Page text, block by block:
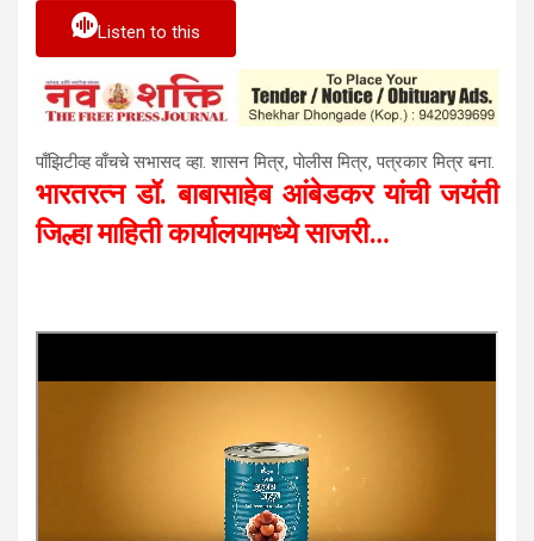
Listen to this
पाँझिटीव्ह वाँचचे सभासद व्हा. शासन मित्र, पाेलीस मित्र, पत्रकार मित्र बना.
भारतरत्न डॉ. बाबासाहेब आंबेडकर यांची जयंती
जिल्हा माहिती कार्यालयामध्ये साजरी…